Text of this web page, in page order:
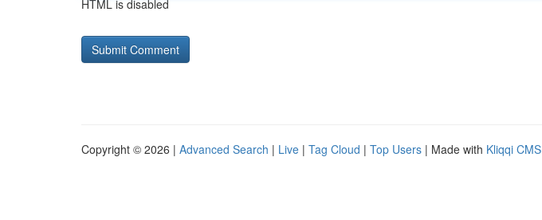
HTML is disabled
Copyright © 2026 | Advanced Search | Live | Tag Cloud | Top Users | Made with Kliqqi CMS